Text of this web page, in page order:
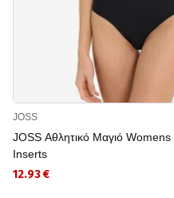
JOSS
JOSS Αθλητικό Μαγιό
Inserts
12.93 €